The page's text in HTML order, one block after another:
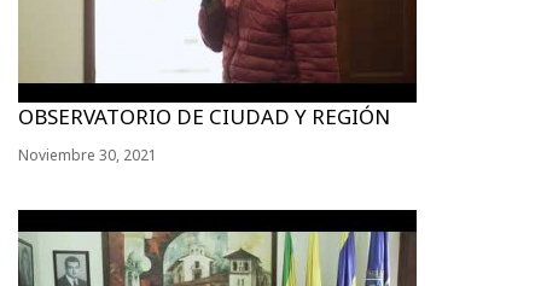
OBSERVATORIO DE CIUDAD Y REGIÓN
Noviembre 30, 2021